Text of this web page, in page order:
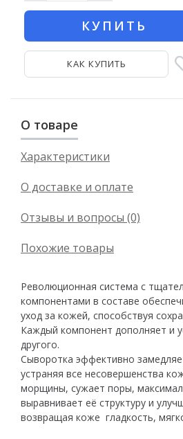
КУПИТЬ
КАК КУПИТЬ
О товаре
Характеристики
О доставке и оплате
Отзывы и вопросы (0)
Похожие товары
Революционная система c
компонентами в составе
уход за кожей, способствуя
Каждый компонент дополняет и
другого.
Сыворотка эффективно
устраняя все несовершенства
морщины, сужает поры,
выравнивает её структуру и
возвращая коже гладкость,